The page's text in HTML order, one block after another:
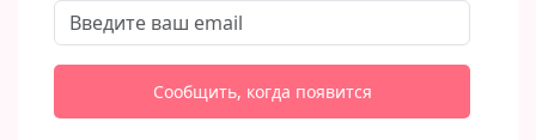
Сообщить, когда появится